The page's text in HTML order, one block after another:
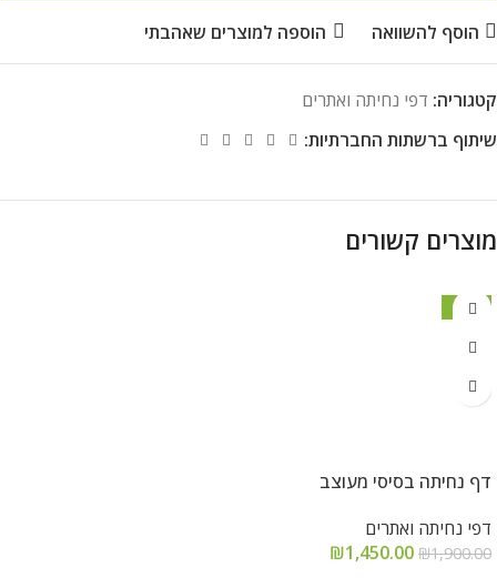
הוסף להשוואה הוספה למוצרים שאהבתי
קטגוריה: דפי נחיתה ואתרים
שיתוף ברשתות החברתיות:
מוצרים קשורים
מבצע
דף נחיתה בסיסי מעוצב
דפי נחיתה ואתרים
₪1,900.00
₪1,450.00